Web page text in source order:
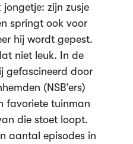
zijn zusje
springt ook voor
hij wordt gepest.
niet leuk. In de
gefascineerd door
(NSB’ers)
favoriete tuinman
die stoet loopt.
aantal episodes in